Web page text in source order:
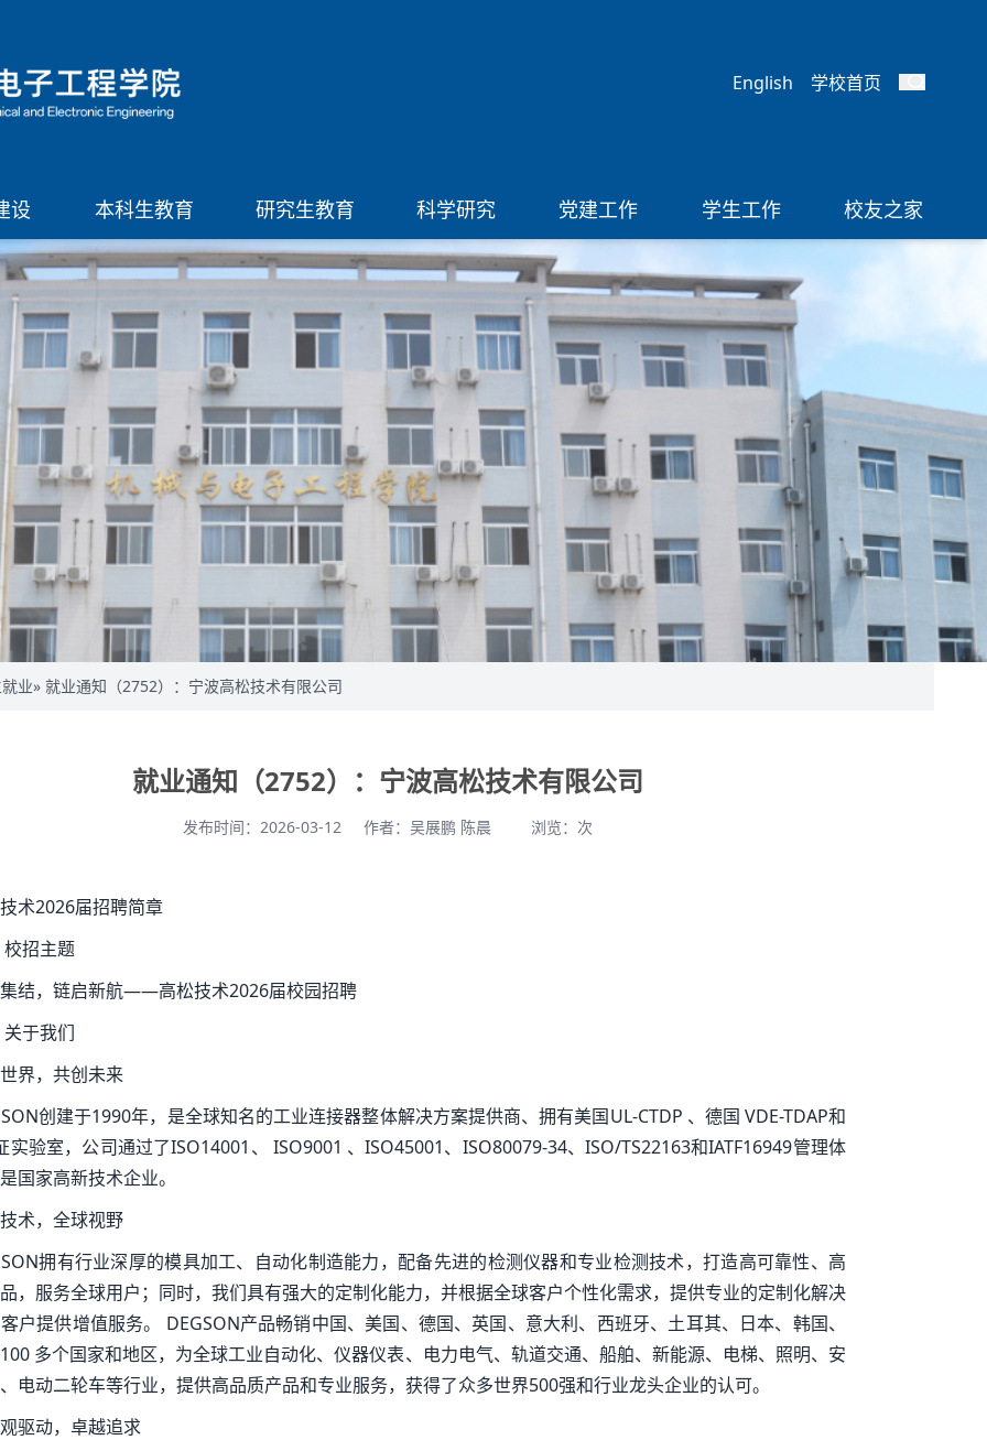
English 学校首页
设 本科生教育 研究生教育 科学研究 党建工作 学生工作 校友之家
业» 就业通知（2752）：宁波高松技术有限公司
就业通知（2752）：宁波高松技术有限公司
发布时间：2026-03-12 作者：吴展鹏 陈晨 浏览： 次
术2026届招聘简章
招主题
结，链启新航——高松技术2026届校园招聘
于我们
界，共创未来
创建于1990年，是全球知名的工业连接器整体解决方案提供商、拥有美国UL-CTDP 、德国 VDE-TDAP和
实验室，公司通过了ISO14001、 ISO9001 、ISO45001、ISO80079-34、ISO/TS22163和IATF16949管理体
国家高新技术企业。
术，全球视野
拥有行业深厚的模具加工、自动化制造能力，配备先进的检测仪器和专业检测技术，打造高可靠性、高
，服务全球用户；同时，我们具有强大的定制化能力，并根据全球客户个性化需求，提供专业的定制化解决
户提供增值服务。 DEGSON产品畅销中国、美国、德国、英国、意大利、西班牙、土耳其、日本、韩国、
多个国家和地区，为全球工业自动化、仪器仪表、电力电气、轨道交通、船舶、新能源、电梯、照明、安
电动二轮车等行业，提供高品质产品和专业服务，获得了众多世界500强和行业龙头企业的认可。
驱动，卓越追求